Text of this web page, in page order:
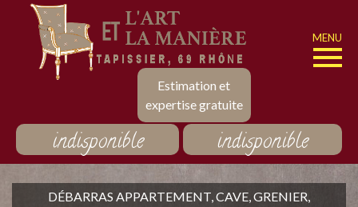
Estimation et
expertise gratuite
MENU
indisponible indisponible
DÉBARRAS APPARTEMENT, CAVE, GRENIER,